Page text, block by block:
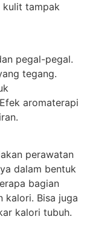
kulit tampak
pegal-pegal.
tegang.
aromaterapi
perawatan
dalam bentuk
bagian
kalori. Bisa juga
kalori tubuh.